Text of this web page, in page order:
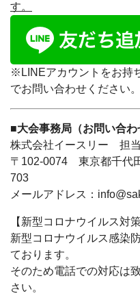
す。
※LINEアカウントをお持
でお問い合わせください。
■大会事務局（お問い合わ
株式会社イースリー 担
〒102-0074 東京都千代
703
メールアドレス：
【新型コロナウイルス対
新型コロナウイルス感染
ております。
そのため電話での対応は
さい。